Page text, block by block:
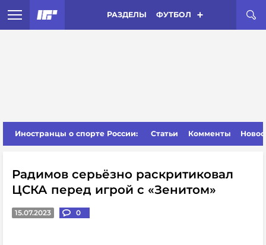
РАЗДЕЛЫ ФУТБОЛ
Иностранцы о спорте России: Статьи Комменты
Радимов серьёзно раскритиковал
ЦСКА перед игрой с «Зенитом»
15.07.2023 0